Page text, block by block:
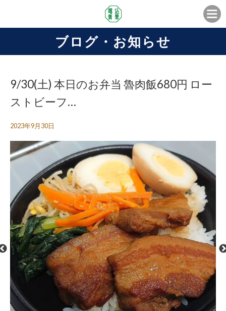
ブログ・お知らせ
9/30(土) 本日のお弁当 魯肉飯680円 ロー
ストビーフ…
2023年9月30日